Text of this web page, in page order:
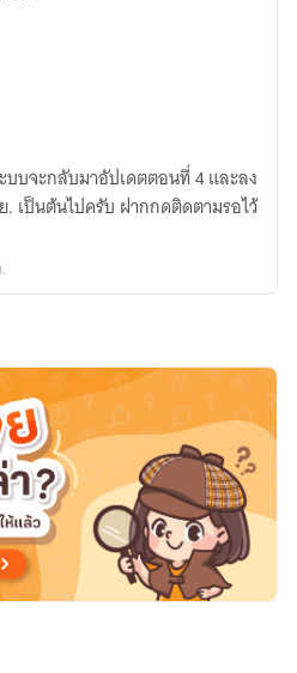
บจะกลับมาอัปเดตตอนที่ 4 และลง
เป็นต้นไปครับ ฝากกดติดตามรอไว้